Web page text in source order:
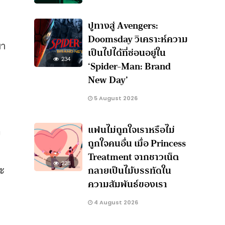
234
ปูทางสู่ Avengers:
Doomsday วิเคราะห์ความ
เป็นไปได้ที่ซ่อนอยู่ใน
‘Spider-Man: Brand
New Day’
5 August 2026
228
แฟนไม่ถูกใจเราหรือไม่
ถูกใจคนอื่น เมื่อ Princess
Treatment จากชาวเน็ต
กลายเป็นไม้บรรทัดใน
ความสัมพันธ์ของเรา
4 August 2026